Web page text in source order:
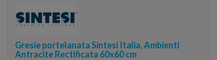
Gresie portelanata Sintesi Italia, Ambienti
Antracite Rectificata 60x60 cm